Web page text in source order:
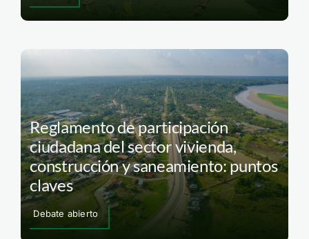
Reglamento de participación
ciudadana del sector vivienda,
construcción y saneamiento: puntos
claves
Debate abierto